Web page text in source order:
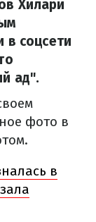
Хилари
в соцсети
ад".
фото в
в